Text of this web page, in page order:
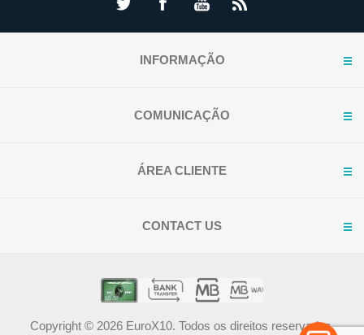
INFORMAÇÃO
COMUNICAÇÃO
ÁREA CLIENTE
CONTACT US
Copyright © 2026 EuroX10. Todos os direitos reservados.